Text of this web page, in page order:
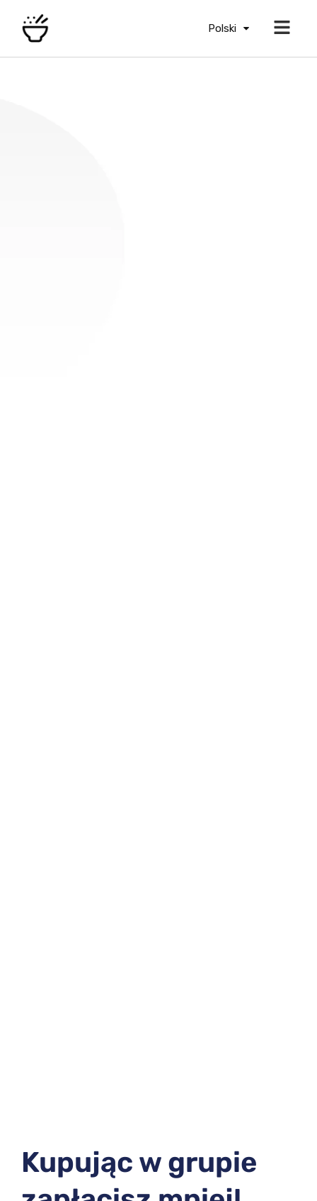
Polski
Kupując w grupie